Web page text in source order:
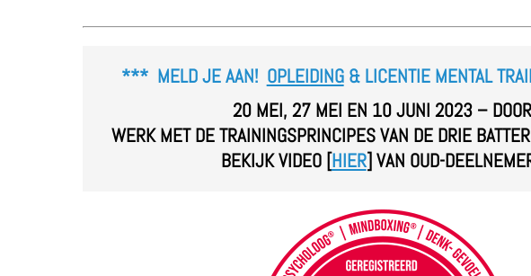
*** MELD JE AAN! OPLEIDING& LICENTIE MENTAL
20 MEI, 27 MEI EN 10 JUNI 2023 –
WERK MET DE TRAININGSPRINCIPES VAN DE DRIE
BEKIJK VIDEO [HIER] VAN OUD-